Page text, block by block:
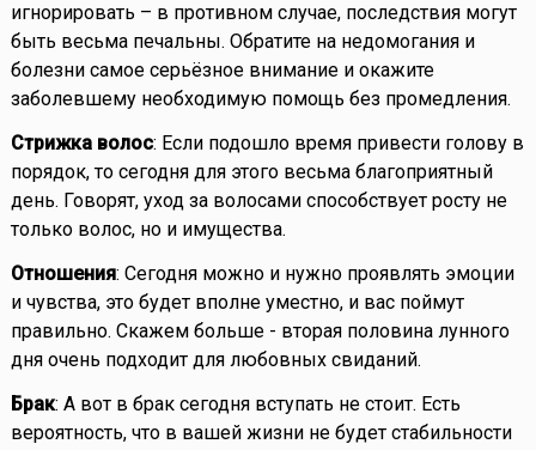
игнорировать – в противном случае, последствия могут
быть весьма печальны. Обратите на недомогания и
болезни самое серьёзное внимание и окажите
заболевшему необходимую помощь без промедления.
Стрижка волос: Если подошло время привести голову в
порядок, то сегодня для этого весьма благоприятный
день. Говорят, уход за волосами способствует росту не
только волос, но и имущества.
Отношения: Сегодня можно и нужно проявлять эмоции
и чувства, это будет вполне уместно, и вас поймут
правильно. Скажем больше - вторая половина лунного
дня очень подходит для любовных свиданий.
Брак: А вот в брак сегодня вступать не стоит. Есть
вероятность, что в вашей жизни не будет стабильности